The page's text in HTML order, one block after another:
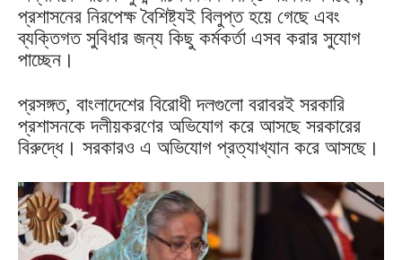
প্রশাসনের নিরপেক্ষ বৈশিষ্ট্যই বিলুপ্ত হয়ে গেছে এবং
ব্যক্তিগত সুবিধার জন্য কিছু কর্মকর্তা এসব করার সুযোগ
পাচ্ছেন।
প্রসঙ্গত, বাংলাদেশের বিরোধী দলগুলো বরাবরই সরকারি
প্রশাসনকে দলীয়করণের অভিযোগ করে আসছে সরকারের
বিরুদ্ধে। সরকারও এ অভিযোগ প্রত্যাখ্যান করে আসছে।